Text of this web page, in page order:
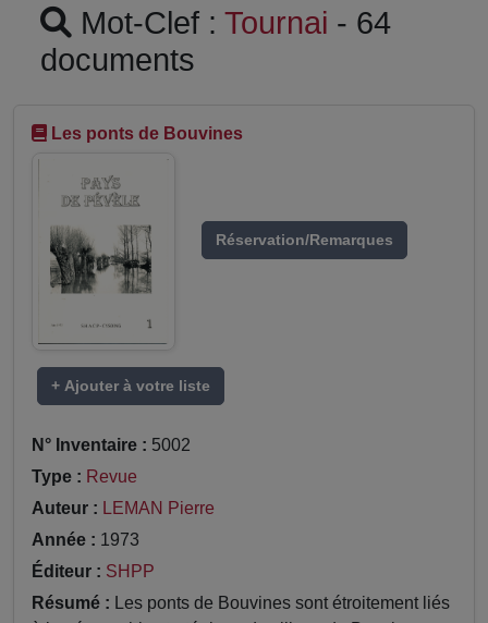
Mot-Clef : Tournai - 64
documents
Les ponts de Bouvines
Réservation/Remarques
+ Ajouter à votre liste
N° Inventaire : 5002
Type : Revue
Auteur : LEMAN Pierre
Année : 1973
Éditeur : SHPP
Résumé : Les ponts de Bouvines sont étroitement liés